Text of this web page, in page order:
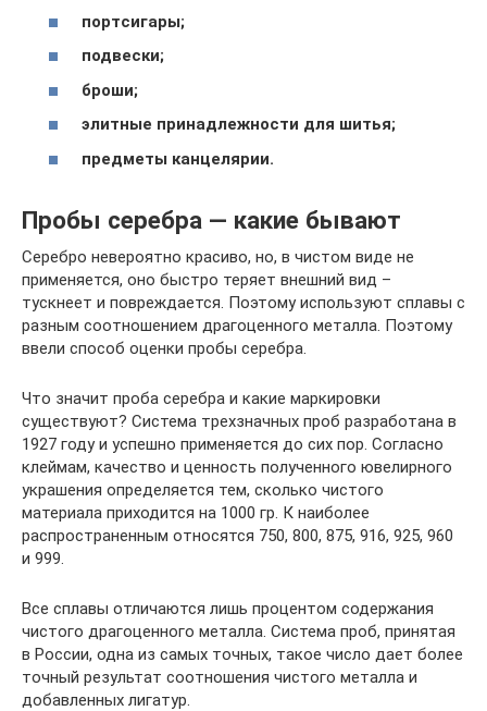
портсигары;
подвески;
броши;
элитные принадлежности для шитья;
предметы канцелярии.
Пробы серебра — какие бывают
Серебро невероятно красиво, но, в чистом виде не
применяется, оно быстро теряет внешний вид –
тускнеет и повреждается. Поэтому используют сплавы с
разным соотношением драгоценного металла. Поэтому
ввели способ оценки пробы серебра.
Что значит проба серебра и какие маркировки
существуют? Система трехзначных проб разработана в
1927 году и успешно применяется до сих пор. Согласно
клеймам, качество и ценность полученного ювелирного
украшения определяется тем, сколько чистого
материала приходится на 1000 гр. К наиболее
распространенным относятся 750, 800, 875, 916, 925, 960
и 999.
Все сплавы отличаются лишь процентом содержания
чистого драгоценного металла. Система проб, принятая
в России, одна из самых точных, такое число дает более
точный результат соотношения чистого металла и
добавленных лигатур.